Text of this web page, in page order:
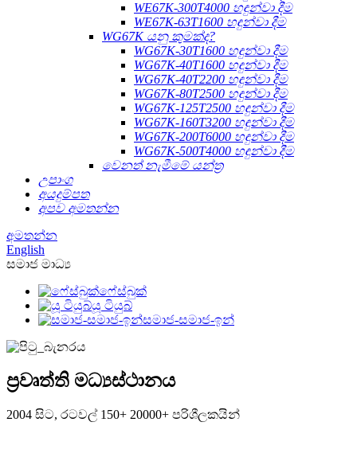
WE67K-300T4000 හඳුන්වා දීම
WE67K-63T1600 හඳුන්වා දීම
WG67K යනු කුමක්ද?
WG67K-30T1600 හඳුන්වා දීම
WG67K-40T1600 හඳුන්වා දීම
WG67K-40T2200 හඳුන්වා දීම
WG67K-80T2500 හඳුන්වා දීම
WG67K-125T2500 හඳුන්වා දීම
WG67K-160T3200 හඳුන්වා දීම
WG67K-200T6000 හඳුන්වා දීම
WG67K-500T4000 හඳුන්වා දීම
වෙනත් නැමීමේ යන්ත්‍ර
උපාංග
අයදුම්පත
අපව අමතන්න
අමතන්න
English
සමාජ මාධ්‍ය
ෆේස්බුක්
යූ ටියුබ්
සමාජ-සමාජ-ඉන්
ප්‍රවෘත්ති මධ්‍යස්ථානය
2004 සිට, රටවල් 150+ 20000+ පරිශීලකයින්